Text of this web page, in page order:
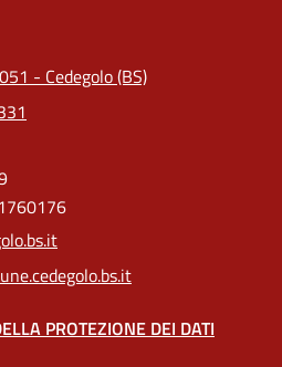
- Cedegolo (BS)
PROTEZIONE DEI DATI